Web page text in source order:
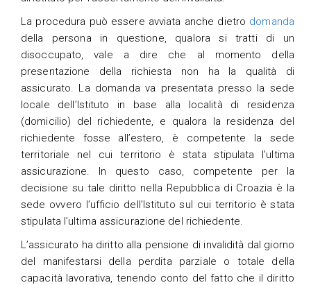
La procedura può essere avviata anche dietro domanda
della persona in questione, qualora si tratti di un
disoccupato, vale a dire che al momento della
presentazione della richiesta non ha la qualità di
assicurato. La domanda va presentata presso la sede
locale dell’Istituto in base alla località di residenza
(domicilio) del richiedente, e qualora la residenza del
richiedente fosse all’estero, è competente la sede
territoriale nel cui territorio è stata stipulata l’ultima
assicurazione. In questo caso, competente per la
decisione su tale diritto nella Repubblica di Croazia è la
sede ovvero l’ufficio dell’Istituto sul cui territorio è stata
stipulata l’ultima assicurazione del richiedente.
L’assicurato ha diritto alla pensione di invalidità dal giorno
del manifestarsi della perdita parziale o totale della
capacità lavorativa, tenendo conto del fatto che il diritto